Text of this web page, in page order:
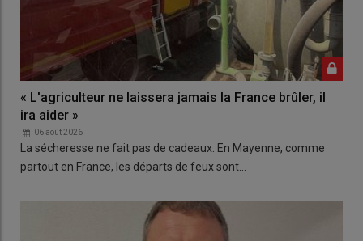
« L'agriculteur ne laissera jamais la France brûler, il
ira aider »
06 août 2026
La sécheresse ne fait pas de cadeaux. En Mayenne, comme
partout en France, les départs de feux sont…